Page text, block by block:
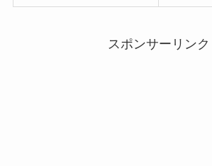
スポンサーリンク